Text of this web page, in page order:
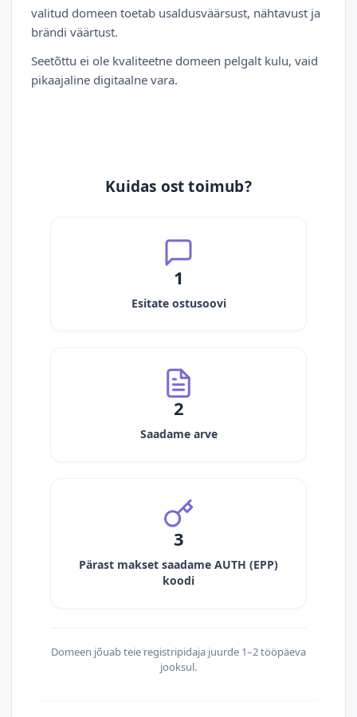
valitud domeen toetab usaldusväärsust, nähtavust ja
brändi väärtust.
Seetõttu ei ole kvaliteetne domeen pelgalt kulu, vaid
pikaajaline digitaalne vara.
Kuidas ost toimub?
1
Esitate ostusoovi
2
Saadame arve
3
Pärast makset saadame AUTH (EPP)
koodi
Domeen jõuab teie registripidaja juurde 1–2 tööpäeva
jooksul.